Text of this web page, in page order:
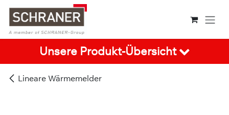
Zum Inhalt springen
Unsere Produkt-Übersicht
Lineare Wärmemelder